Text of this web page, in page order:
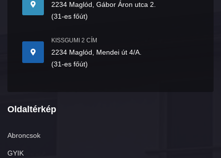
2234 Maglód, Gábor Áron utca 2.
(31-es főút)
KISSGUMI 2 CÍM
2234 Maglód, Mendei út 4/A.
(31-es főút)
Oldaltérkép
Abroncsok
GYIK